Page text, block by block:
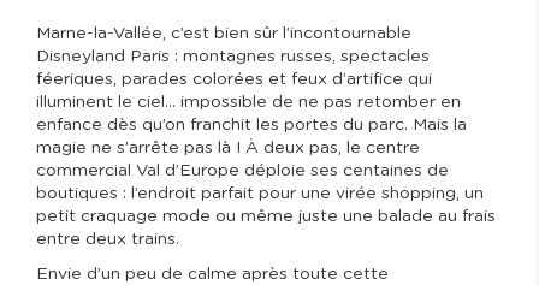
Marne-la-Vallée, c’est bien sûr l’incontournable
Disneyland Paris : montagnes russes, spectacles
féeriques, parades colorées et feux d’artifice qui
illuminent le ciel… impossible de ne pas retomber en
enfance dès qu’on franchit les portes du parc. Mais la
magie ne s’arrête pas là ! À deux pas, le centre
commercial Val d’Europe déploie ses centaines de
boutiques : l’endroit parfait pour une virée shopping, un
petit craquage mode ou même juste une balade au frais
entre deux trains.
Envie d’un peu de calme après toute cette